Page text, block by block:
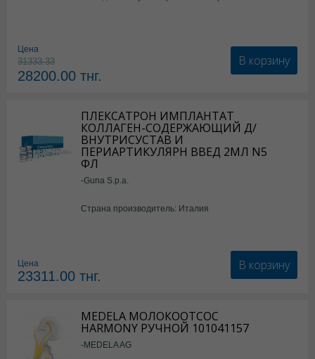
Цена
31333.33
28200.00 тнг.
В корзину
ПЛЕКСАТРОН ИМПЛАНТАТ
КОЛЛАГЕН-СОДЕРЖАЮЩИЙ Д/
ВНУТРИСУСТАВ И
ПЕРИАРТИКУЛЯРН ВВЕД 2МЛ N5
ФЛ
-Guna S.p.a.
Страна производитель: Италия
Цена
23311.00 тнг.
В корзину
MEDELA МОЛОКООТСОС
HARMONY РУЧНОЙ 101041157
-MEDELA AG